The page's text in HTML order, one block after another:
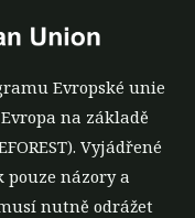
Evropské unie
na základě
Vyjádřené
pouze názory a
nutně odrážet